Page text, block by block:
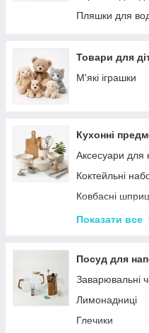
Палатки
Меблі для
Спальні мішки
Цукерки
Серветниці
Годинник
Підсвічники
Вази для квітів
Статуетки
Пляшки для
Товари для
М'які іграшки
Кухонні
Аксесуари для
Коктейльні
Ковбасні
Кухонні
Терки
Набори для
Ємності для
Набори
Показати все
Посуд для
Заварювальні
Лимонадниці
Глечики